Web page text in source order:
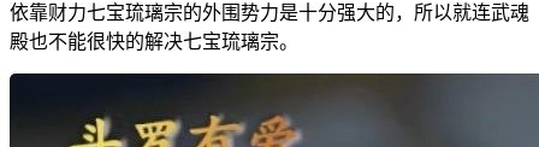
依靠财力七宝琉璃宗的外围势力是十分强大的，所以就连武魂
殿也不能很快的解决七宝琉璃宗。